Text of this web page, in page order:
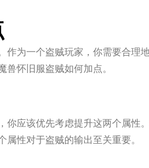
作为一个盗贼玩家，你需要合理
怀旧服盗贼如何加点。
你应该优先考虑提升这两个属性
性对于盗贼的输出至关重要。